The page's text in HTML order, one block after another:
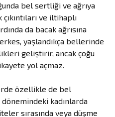
bel sertliği ve ağrıya
ve iltihaplı
da bacak ağrısına
yaşlandıkça bellerinde
geliştirir, ancak çoğu
yol açmaz.
özellikle de bel
kadınlarda
sırasında veya düşme